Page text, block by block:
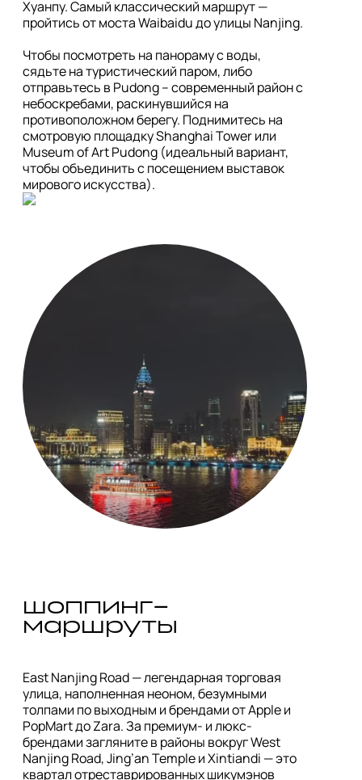
Хуанпу. Самый классический маршрут —
пройтись от моста Waibaidu до улицы Nanjing.
Чтобы посмотреть на панораму с воды,
сядьте на туристический паром, либо
отправьтесь в Pudong – современный район с
небоскребами, раскинувшийся на
противоположном берегу. Поднимитесь на
смотровую площадку Shanghai Tower или
Museum of Art Pudong (идеальный вариант,
чтобы объединить с посещением выставок
шоппинг-
маршруты
East Nanjing Road — легендарная торговая
улица, наполненная неоном, безумными
толпами по выходным и брендами от Apple и
PopMart до Zara. За премиум- и люкс-
брендами загляните в районы вокруг West
Nanjing Road, Jing’an Temple и Xintiandi — это
квартал отреставрированных шикумэнов